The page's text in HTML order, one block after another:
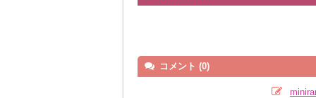
コメント (0)